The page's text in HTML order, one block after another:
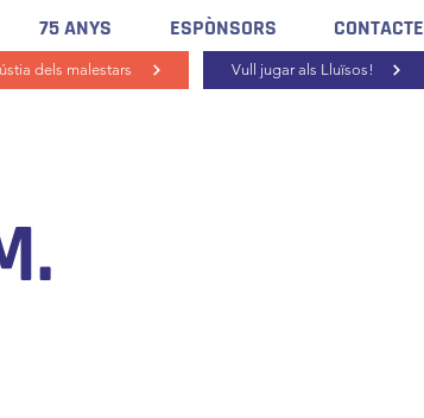
75 ANYS ESPÒNSORS CONTACTE
dels malestars Vull jugar als Lluïsos!